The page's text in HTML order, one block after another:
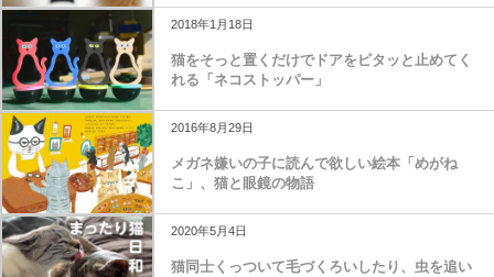
2018年1月18日
猫をそっと置くだけでドアをピタッと止めてく
れる「ネコストッパー」
2016年8月29日
メガネ嫌いの子に読んで欲しい絵本「めがね
こ」、猫と眼鏡の物語
2020年5月4日
猫同士くっついて毛づくろいしたり、虫を追い